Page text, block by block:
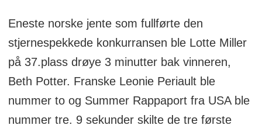
Eneste norske jente som fullførte den
stjernespekkede konkurransen ble Lotte Miller
på 37.plass drøye 3 minutter bak vinneren,
Beth Potter. Franske Leonie Periault ble
nummer to og Summer Rappaport fra USA ble
nummer tre. 9 sekunder skilte de tre første